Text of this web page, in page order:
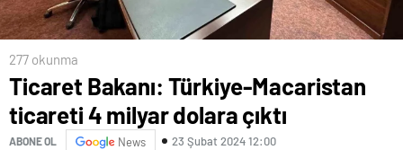
277 okunma
Ticaret Bakanı: Türkiye-Macaristan
ticareti 4 milyar dolara çıktı
ABONE OL News 23 Şubat 2024 12:00